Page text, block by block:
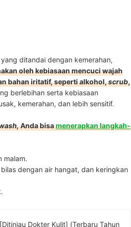
ditandai dengan kemerahan,
oleh kebiasaan mencuci wajah
bahan iritatif, seperti alkohol,scrub,
berlebihan serta kebiasaan
kemerahan, dan lebih sensitif.
Anda bisamenerapkan langkah-
malam.
dengan air hangat, dan keringkan